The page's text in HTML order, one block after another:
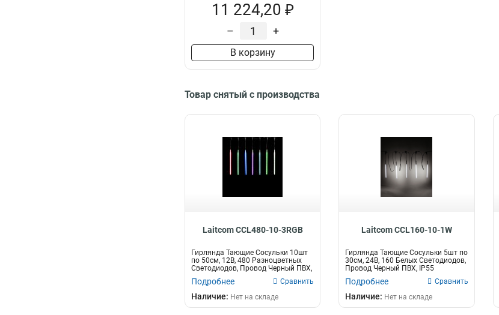
11 224,20 ₽
– +
В корзину
Товар снятый с производства
Laitcom CCL480-10-3RGB
Гирлянда Тающие Сосульки 10шт
по 50см, 12В, 480 Разноцветных
Светодиодов, Провод Черный ПВХ,
Подробнее Сравнить
Наличие: Нет на складе
Laitcom CCL160-10-1W
Гирлянда Тающие Сосульки 5шт по
30см, 24В, 160 Белых Светодиодов,
Провод Черный ПВХ, IP55
Подробнее Сравнить
Наличие: Нет на складе